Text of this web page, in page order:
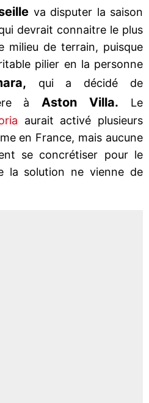
va disputer la saison
devrait connaitre le plus
milieu de terrain, puisque
pilier en la personne
qui a décidé de
à Aston Villa. Le
aurait activé plusieurs
en France, mais aucune
se concrétiser pour le
la solution ne vienne de